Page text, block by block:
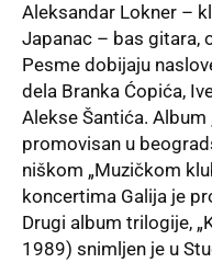
Aleksandar Lokner –
Japanac – bas gitara,
Pesme dobijaju
dela Branka Ćopića,
Alekse Šantića. Album
promovisan u
niškom „Muzičkom
koncertima Galija je
Drugi album trilogije,
1989) snimljen je u